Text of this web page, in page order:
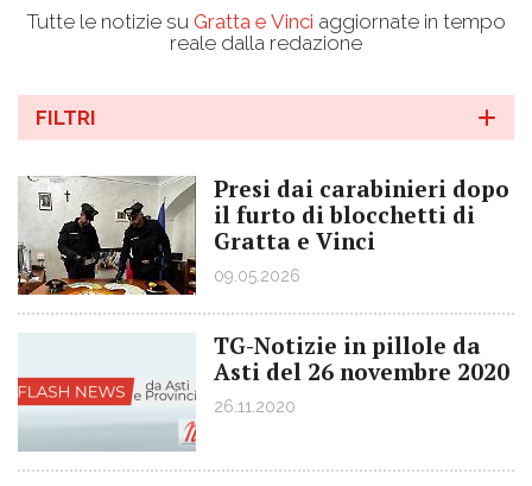
Tutte le notizie su Gratta e Vinci aggiornate in tempo
reale dalla redazione
FILTRI
Presi dai carabinieri dopo
il furto di blocchetti di
Gratta e Vinci
09.05.2026
TG-Notizie in pillole da
Asti del 26 novembre 2020
26.11.2020